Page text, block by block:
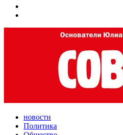
новости
Политика